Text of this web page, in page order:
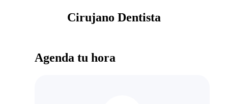
Cirujano Dentista
Agenda tu hora